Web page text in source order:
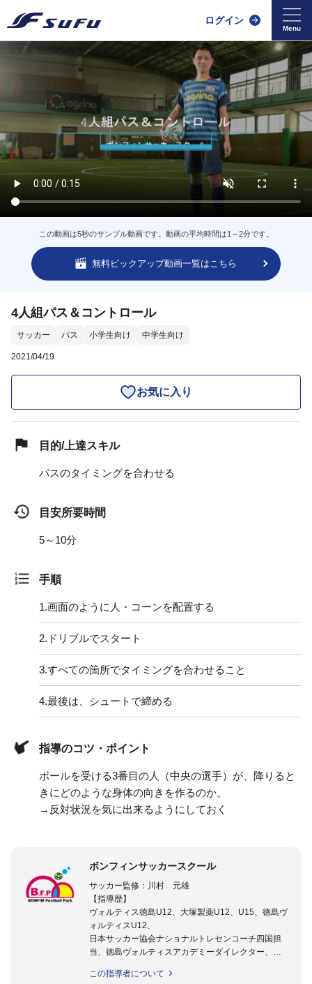
ログイン
この動画は5秒のサンプル動画です。動画の平均時間は1～2分です。
無料ピックアップ動画一覧はこちら
4人組パス＆コントロール
サッカー パス 小学生向け 中学生向け
2021/04/19
お気に入り
目的/上達スキル
パスのタイミングを合わせる
目安所要時間
5～10分
手順
1.画面のように人・コーンを配置する
2. ドリブルでスタート
3.すべての箇所でタイミングを合わせること
4.最後は、シュートで締める
指導のコツ・ポイント
ボールを受ける3番目の人（中央の選手）が、降りると
きにどのような身体の向きを作るのか。
→反対状況を気に出来るようにしておく
ボンフィンサッカースクール
サッカー監修：川村 元雄
【指導歴】
ヴォルティス徳島U12、大塚製薬U12、U15、徳島ヴ
ォルティスU12、
日本サッカー協会ナショナルトレセンコーチ四国担
当、徳島ヴォルティスアカデミーダイレクター、
日本サッカー協会公認B級養成講習会インストラクタ
この指導者について